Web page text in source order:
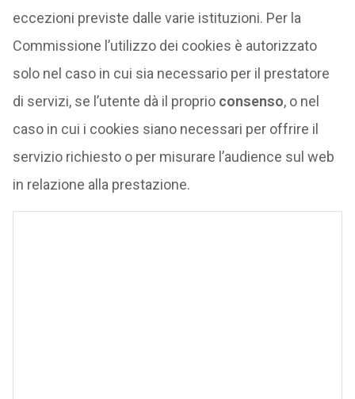
eccezioni previste dalle varie istituzioni. Per la
Commissione l’utilizzo dei cookies è autorizzato
solo nel caso in cui sia necessario per il prestatore
di servizi, se l’utente dà il proprio consenso, o nel
caso in cui i cookies siano necessari per offrire il
servizio richiesto o per misurare l’audience sul web
in relazione alla prestazione.